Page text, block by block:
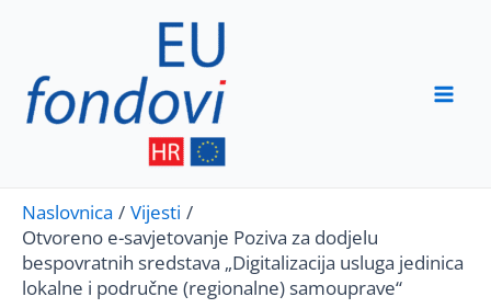
content
Naslovnica
Vijesti
Otvoreno e-savjetovanje Poziva za dodjelu
bespovratnih sredstava „Digitalizacija usluga jedinica
lokalne i područne (regionalne) samouprave“